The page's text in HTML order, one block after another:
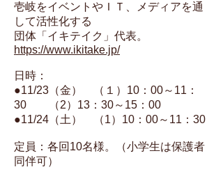
壱岐をイベントやＩＴ、メディアを通
して活性化する
団体「イキテイク」代表。
https://www.ikitake.jp/
日時：
●11/23（金） （１）10：00～11：
30 （2）13：30～15：00
●11/24（土） （1）10：00～11：30
定員：各回10名様。（小学生は保護者
同伴可）